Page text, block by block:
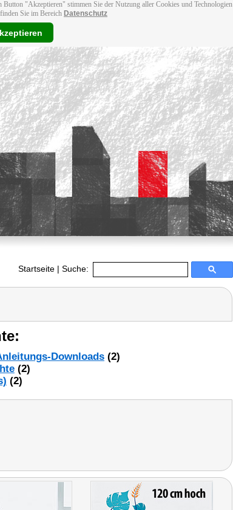
"Akzeptieren" stimmen Sie der Nutzung aller Cookies und Technologien
Sie im Bereich Datenschutz
Startseite | Suche:
Downloads (2)
(2)
(2)